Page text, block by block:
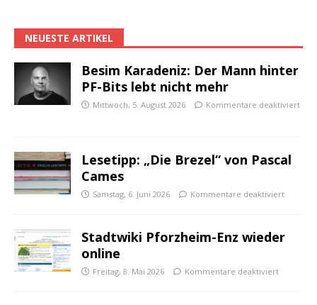
NEUESTE ARTIKEL
Besim Karadeniz: Der Mann hinter
PF-Bits lebt nicht mehr
Mittwoch, 5. August 2026 Kommentare deaktiviert
Lesetipp: „Die Brezel“ von Pascal
Cames
Samstag, 6. Juni 2026 Kommentare deaktiviert
Stadtwiki Pforzheim-Enz wieder
online
Freitag, 8. Mai 2026 Kommentare deaktiviert